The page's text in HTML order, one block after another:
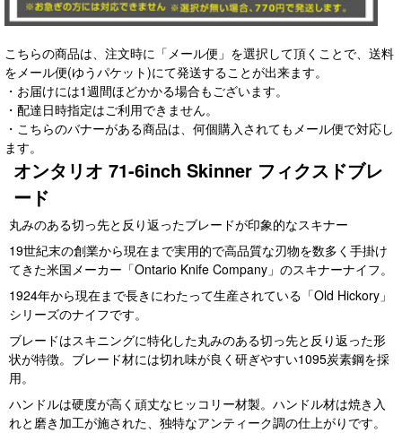
こちらの商品は、注文時に「メール便」を選択して頂くことで、送料
をメール便(ゆうパケット)にて発送することが出来ます。
・お届けには1週間ほどかかる場合もございます。
・配達日時指定はご利用できません。
・こちらのバナーがある商品は、何個購入されてもメール便で対応し
ます。
オンタリオ 71-6inch Skinner フィクスドブレ
ード
丸みのある切っ先と反り返ったブレードが印象的なスキナー
19世紀末の創業から現在まで実用的で高品質な刃物を数多く手掛け
てきた米国メーカー「Ontario Knife Company」のスキナーナイフ。
1924年から現在まで長きにわたって生産されている「Old Hickory」
シリーズのナイフです。
ブレードはスキニングに特化した丸みのある切っ先と反り返った形
状が特徴。ブレード材には切れ味が良く研ぎやすい1095炭素鋼を採
用。
ハンドルは硬度が高く頑丈なヒッコリー材製。ハンドル材は焼き入
れと磨き加工が施された、独特なアンティーク調の仕上がりです。